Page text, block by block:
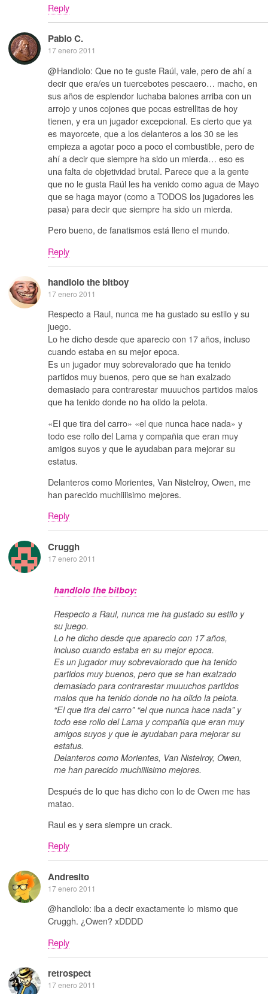
Reply
Pablo C.
17 enero 2011
@Handlolo: Que no te guste Raúl, vale, pero de ahí a
decir que era/es un tuercebotes pescaero… macho, en
sus años de esplendor luchaba balones arriba con un
arrojo y unos cojones que pocas estrellitas de hoy
tienen, y era un jugador excepcional. Es cierto que ya
es mayorcete, que a los delanteros a los 30 se les
empieza a agotar poco a poco el combustible, pero de
ahí a decir que siempre ha sido un mierda… eso es
una falta de objetividad brutal. Parece que a la gente
que no le gusta Raúl les ha venido como agua de Mayo
que se haga mayor (como a TODOS los jugadores les
pasa) para decir que siempre ha sido un mierda.
Pero bueno, de fanatismos está lleno el mundo.
Reply
handlolo the bitboy
17 enero 2011
Respecto a Raul, nunca me ha gustado su estilo y su
juego.
Lo he dicho desde que aparecio con 17 años, incluso
cuando estaba en su mejor epoca.
Es un jugador muy sobrevalorado que ha tenido
partidos muy buenos, pero que se han exalzado
demasiado para contrarestar muuuchos partidos malos
que ha tenido donde no ha olido la pelota.
«El que tira del carro» «el que nunca hace nada» y
todo ese rollo del Lama y compañia que eran muy
amigos suyos y que le ayudaban para mejorar su
estatus.
Delanteros como Morientes, Van Nistelroy, Owen, me
han parecido muchiiiisimo mejores.
Reply
Cruggh
17 enero 2011
handlolo the bitboy:
Respecto a Raul, nunca me ha gustado su estilo y
su juego.
Lo he dicho desde que aparecio con 17 años,
incluso cuando estaba en su mejor epoca.
Es un jugador muy sobrevalorado que ha tenido
partidos muy buenos, pero que se han exalzado
demasiado para contrarestar muuuchos partidos
malos que ha tenido donde no ha olido la pelota.
“El que tira del carro” “el que nunca hace nada” y
todo ese rollo del Lama y compañia que eran muy
amigos suyos y que le ayudaban para mejorar su
estatus.
Delanteros como Morientes, Van Nistelroy, Owen,
me han parecido muchiiiisimo mejores.
Después de lo que has dicho con lo de Owen me has
matao.
Raul es y sera siempre un crack.
Reply
Andresito
17 enero 2011
@handlolo: iba a decir exactamente lo mismo que
Cruggh. ¿Owen? xDDDD
Reply
retrospect
17 enero 2011